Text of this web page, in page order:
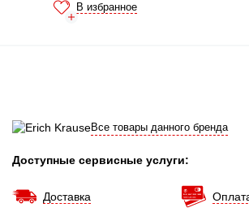
В избранное
Все товары данного бренда
Доступные сервисные услуги:
Доставка